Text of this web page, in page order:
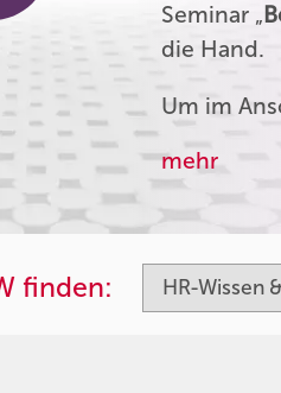
Seminar „
die Hand.
Um im
mehr
finden: